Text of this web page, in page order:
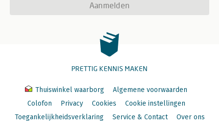
Aanmelden
PRETTIG KENNIS MAKEN
Thuiswinkel waarborg
Algemene voorwaarden
Colofon
Privacy Cookies
Cookie instellingen
Toegankelijkheidsverklaring
Service & Contact Over ons